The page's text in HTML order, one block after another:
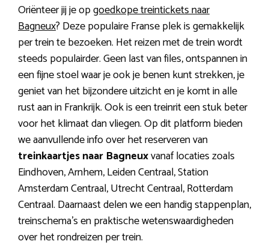
Oriënteer jij je opgoedkope treintickets naar
Bagneux? Deze populaire Franse plek is gemakkelijk
per trein te bezoeken. Het reizen met de trein wordt
steeds populairder. Geen last van files, ontspannen in
een fijne stoel waar je ook je benen kunt strekken, je
geniet van het bijzondere uitzicht en je komt in alle
rust aan in Frankrijk. Ook is een treinrit een stuk beter
voor het klimaat dan vliegen. Op dit platform bieden
we aanvullende info over het reserveren van
treinkaartjes naar Bagneuxvanaf locaties zoals
Eindhoven, Arnhem, Leiden Centraal, Station
Amsterdam Centraal, Utrecht Centraal, Rotterdam
Centraal. Daarnaast delen we een handig stappenplan,
treinschema’s en praktische wetenswaardigheden
over het rondreizen per trein.